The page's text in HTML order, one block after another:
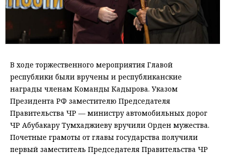
В ходе торжественного мероприятия Главой
республики были вручены и республиканские
награды членам Команды Кадырова. Указом
Президента РФ заместителю Председателя
Правительства ЧР — министру автомобильных дорог
ЧР Абубакару Тумхаджиеву вручили Орден мужества.
Почетные грамоты от главы государства получили
первый заместитель Председателя Правительства ЧР